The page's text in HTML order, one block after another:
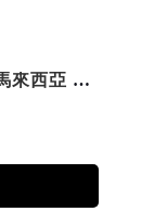
F1睽違九年重返馬來西亞 三大國際賽事打造10月運動旅遊熱潮 賽車、自行車、路跑同週登場